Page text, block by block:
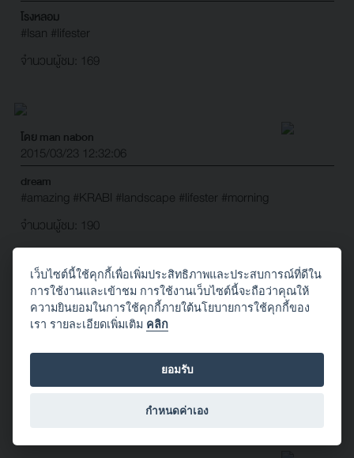
โรงหลอม
#Isan #lifester
จำนวนผู้ชม: 169
โดย man nabon
2015/03/23 12:32:06
dream
#amazing #KRABI #landscape #lifester #morning
จำนวนผู้ชม: 190
โดย man nabon
2015/03/23 08:06:57
#lifester
#streetshot
จำนวนผู้ชม: 544
เว็บไซต์นี้ใช้คุกกี้เพื่อเพิ่มประสิทธิภาพและประสบการณ์ที่ดีใน
การใช้งานและเข้าชม การใช้งานเว็บไซต์นี้จะถือว่าคุณให้
ความยินยอมในการใช้คุกกี้ภายใต้นโยบายการใช้คุกกี้ของ
เรา รายละเอียดเพิ่มเติม คลิก
ยอมรับ
กำหนดค่าเอง